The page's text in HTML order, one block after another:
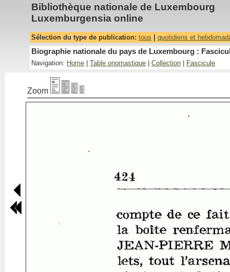
Bibliothèque nationale de Luxembourg
Luxemburgensia online
Sélection du type de publication: tous quotidiens et
Biographie nationale du pays de Luxembourg :
Navigation: Home Table onomastique Collection Fascicule
Zoom